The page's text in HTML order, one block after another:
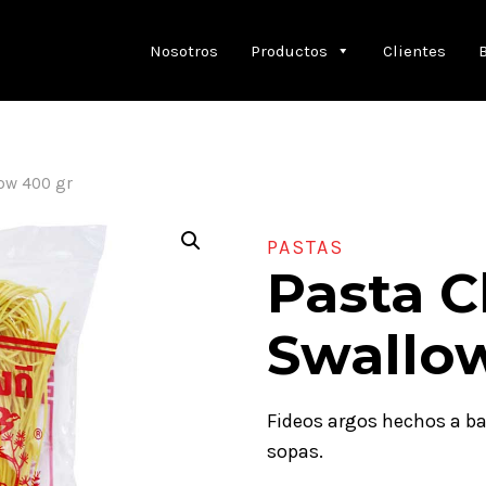
Nosotros Productos Clientes
400 gr
PASTAS
Pasta
Fideos argos hechos a
sopas.